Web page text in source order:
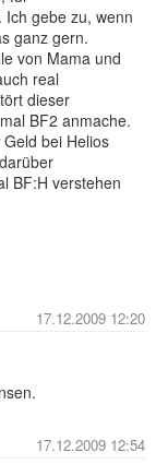
gebe zu, wenn
ganz gern.
von Mama und
real
dieser
BF2 anmache.
bei Helios
BF:H verstehen
17.12.2009 12:20
17.12.2009 12:54